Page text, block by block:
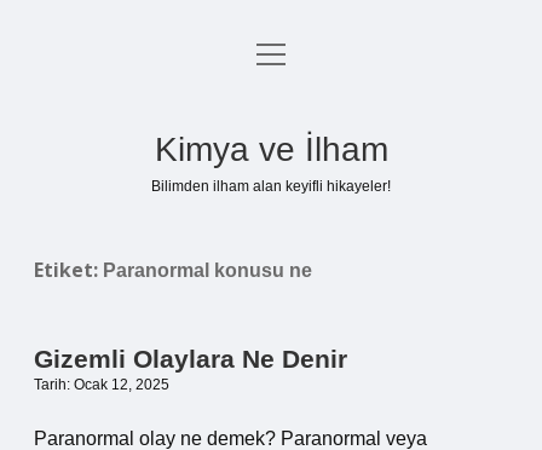
Anasayfa
menüyü
Kimya ve İlham
Bilimden ilham alan keyifli hikayeler!
Etiket: Paranormal konusu ne
Gizemli Olaylara Ne Denir
Tarih: Ocak 12, 2025
Paranormal olay ne demek? Paranormal veya